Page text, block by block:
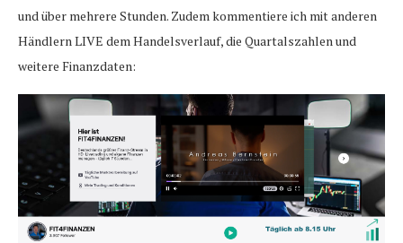
und über mehrere Stunden. Zudem kommentiere ich mit anderen
Händlern LIVE dem Handelsverlauf, die Quartalszahlen und
weitere Finanzdaten: